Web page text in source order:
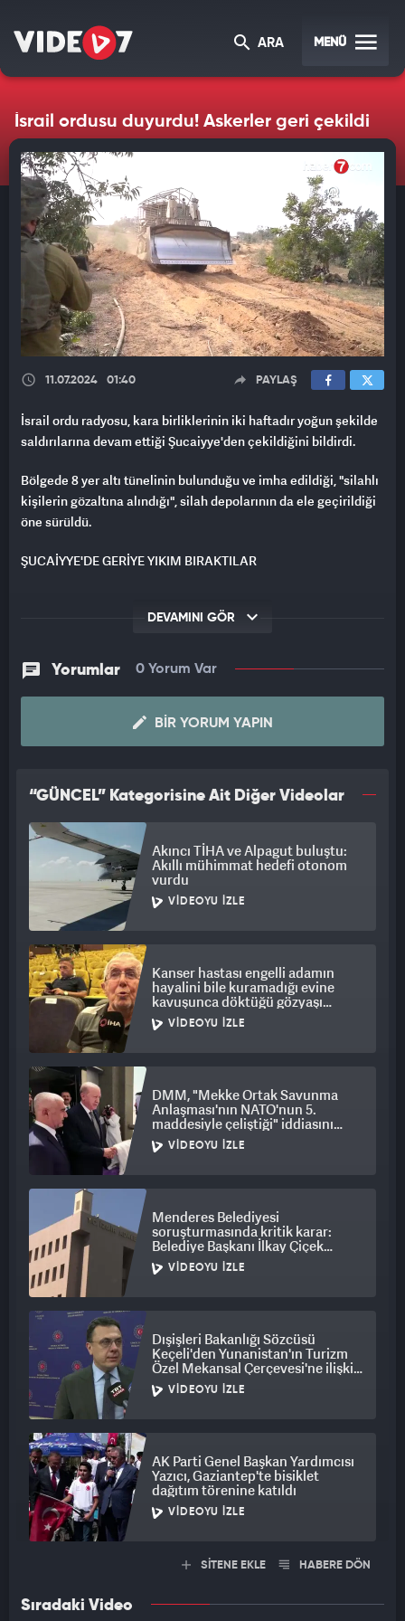
ARA MENÜ
İsrail ordusu duyurdu! Askerler geri çekildi
11.07.2024 01:40 PAYLAŞ
İsrail ordu radyosu, kara birliklerinin iki haftadır yoğun şekilde
saldırılarına devam ettiği Şucaiyye'den çekildiğini bildirdi.
Bölgede 8 yer altı tünelinin bulunduğu ve imha edildiği, "silahlı
kişilerin gözaltına alındığı", silah depolarının da ele geçirildiği
öne sürüldü.
ŞUCAİYYE'DE GERİYE YIKIM BIRAKTILAR
Şucaiyye'de büyük yıkım bıraktığını aktardı. Bazı Filistinlilerin,
Aynı şekilde, bölgede İsrail ordusuna ait hasarlı bazı askeri
araçların da bırakıldığı görüntüler sosyal medyada paylaşıldı.
DEVAMINI GÖR
Yorumlar 0 Yorum Var
BIR YORUM YAPIN
“GÜNCEL” Kategorisine Ait Diğer Videolar
Akıncı TİHA ve Alpagut buluştu:
Akıllı mühimmat hedefi otonom
vurdu
VIDEOYU İZLE
Kanser hastası engelli adamın
hayalini bile kuramadığı evine
kavuşunca döktüğü gözyaşı
duygulandırdı
VIDEOYU İZLE
DMM, "Mekke Ortak Savunma
Anlaşması'nın NATO'nun 5.
maddesiyle çeliştiği" iddiasını
yalanladı
VIDEOYU İZLE
Menderes Belediyesi
soruşturmasında kritik karar:
Belediye Başkanı İlkay Çiçek
tutuklandı
VIDEOYU İZLE
Dışişleri Bakanlığı Sözcüsü
Keçeli'den Yunanistan'ın Turizm
Özel Mekansal Çerçevesi'ne ilişkin
açıklama
VIDEOYU İZLE
AK Parti Genel Başkan Yardımcısı
Yazıcı, Gaziantep'te bisiklet
dağıtım törenine katıldı
VIDEOYU İZLE
SİTENE EKLE HABERE DÖN
Sıradaki Video